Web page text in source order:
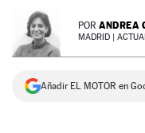
NEWSLETTER POR ANDREA
MADRID |
Añadir EL MOTOR en